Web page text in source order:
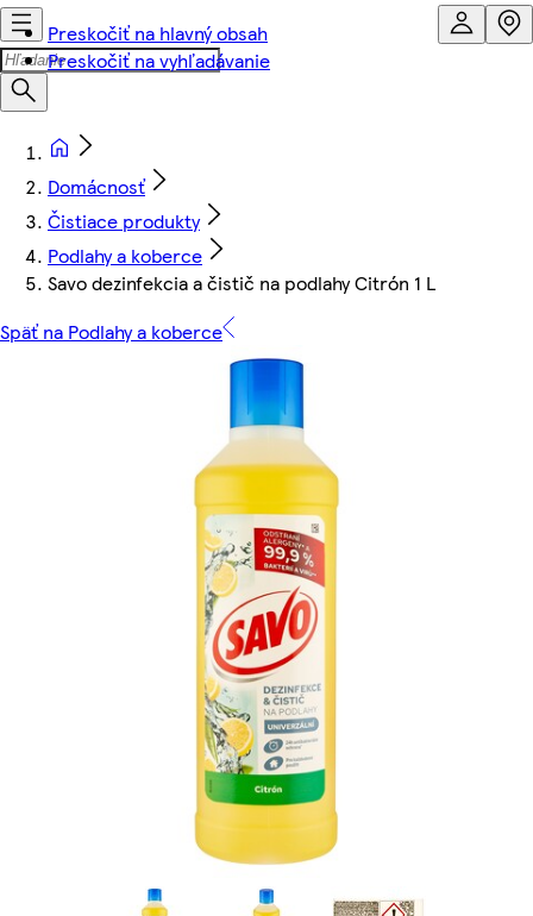
Preskočiť na hlavný obsah
Preskočiť na vyhľadávanie
Domácnosť
Čistiace produkty
Podlahy a koberce
Savo dezinfekcia a čistič na podlahy Citrón 1 L
Späť na Podlahy a koberce